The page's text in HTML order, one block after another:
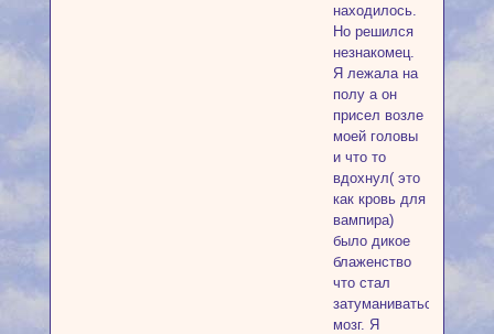
находилось.
Но решился
незнакомец.
Я лежала на
полу а он
присел возле
моей головы
и что то
вдохнул( это
как кровь для
вампира)
было дикое
блаженство
что стал
затуманиваться
мозг. Я